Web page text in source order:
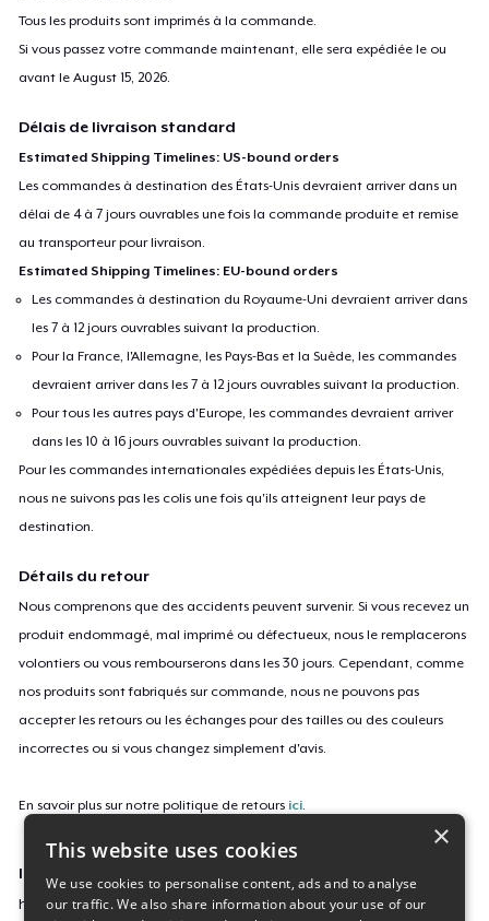
Tous les produits sont imprimés à la commande.
Si vous passez votre commande maintenant, elle sera expédiée le ou
avant leAugust 15, 2026.
Délais de livraison standard
Estimated Shipping Timelines: US-bound orders
Les commandes à destination des États-Unis devraient arriver dans un
délai de 4 à 7 jours ouvrables une fois la commande produite et remise
au transporteur pour livraison.
Estimated Shipping Timelines: EU-bound orders
Les commandes à destination du Royaume-Uni devraient arriver dans
les 7 à 12 jours ouvrables suivant la production.
Pour la France, l'Allemagne, les Pays-Bas et la Suède, les commandes
devraient arriver dans les 7 à 12 jours ouvrables suivant la production.
Pour tous les autres pays d'Europe, les commandes devraient arriver
dans les 10 à 16 jours ouvrables suivant la production.
Pour les commandes internationales expédiées depuis les États-Unis,
nous ne suivons pas les colis une fois qu'ils atteignent leur pays de
destination.
Détails du retour
Nous comprenons que des accidents peuvent survenir. Si vous recevez un
produit endommagé, mal imprimé ou défectueux, nous le remplacerons
volontiers ou vous rembourserons dans les 30 jours. Cependant, comme
nos produits sont fabriqués sur commande, nous ne pouvons pas
accepter les retours ou les échanges pour des tailles ou des couleurs
incorrectes ou si vous changez simplement d'avis.
En savoir plus sur notre politique de retours ici.
ID campagne
hot-hot-girl-fall
×
This website uses cookies
We use cookies to personalise content, ads and to analyse
our traffic. We also share information about your use of our